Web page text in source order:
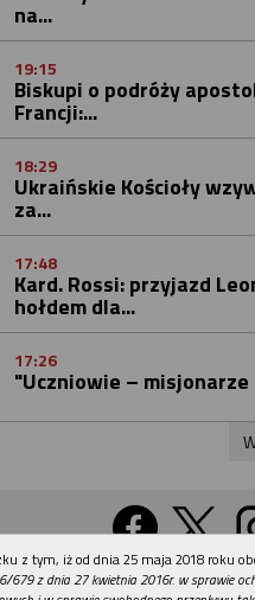
na...
19:15
Biskupi o podróży
Francji:...
18:29
Ukraińskie Kościoły
za...
17:48
Kard. Rossi: przyjazd
hołdem dla...
17:26
"Uczniowie –
z tym, iż od dnia 25 maja 2018 roku
679 z dnia 27 kwietnia 2016r. w sprawie